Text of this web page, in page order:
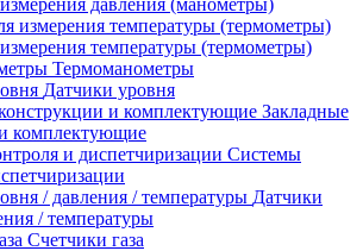
давления (манометры)
температуры (термометры)
Термоманометры
Датчики уровня
Закладные
комплектующие
Системы
Датчики
/ температуры
Счетчики газа